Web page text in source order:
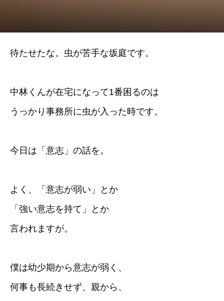
待たせたな。虫が苦手な坂庭です。
中林くんが在宅になって1番困るのは
うっかり事務所に虫が入った時です。
今日は「意志」の話を。
よく、「意志が弱い」とか
「強い意志を持て」とか
言われますが。
僕は幼少期から意志が弱く、
何事も長続きせず、親から、